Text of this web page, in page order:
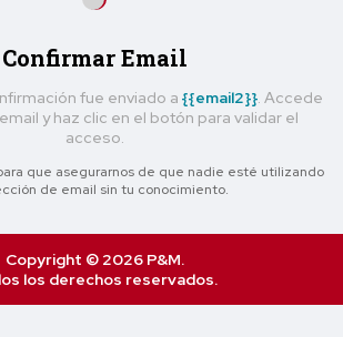
Confirmar Email
fue enviado a {{email2}} . Accede
y haz clic en el botón para validar el
acceso.
que asegurarnos de que nadie esté utilizando
de email sin tu conocimiento.
Copyright © 2026 P&M.
los derechos reservados.